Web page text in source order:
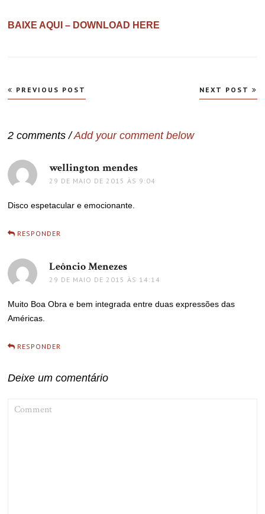
BAIXE AQUI – DOWNLOAD HERE
Navegação
de
PREVIOUS POST NEXT POST
2 comments /Add your comment below
wellington mendes
29 DE MAIO DE 2015 ÀS 9:04
Disco espetacular e emocionante.
RESPONDER
Leôncio Menezes
29 DE MAIO DE 2015 ÀS 14:14
Muito Boa Obra e bem integrada entre duas expressões das
Américas.
RESPONDER
Deixe um comentário